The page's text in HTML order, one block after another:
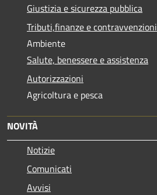
Giustizia e sicurezza pubblica
Tributi,finanze e contravvenzioni
Ambiente
Salute, benessere e assistenza
Autorizzazioni
Agricoltura e pesca
NOVITÀ
Notizie
Comunicati
Avvisi